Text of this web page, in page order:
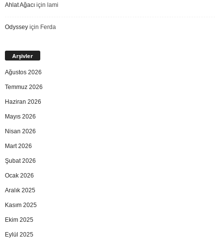
Ahlat Ağacı için lami
Odyssey için Ferda
Arşivler
Ağustos 2026
Temmuz 2026
Haziran 2026
Mayıs 2026
Nisan 2026
Mart 2026
Şubat 2026
Ocak 2026
Aralık 2025
Kasım 2025
Ekim 2025
Eylül 2025